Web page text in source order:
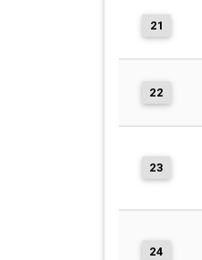
21
22
23
24